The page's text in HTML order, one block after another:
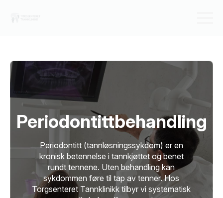
Periodontittbehandling
Periodontitt (tannløsningssykdom) er en
kronisk betennelse i tannkjøttet og benet
rundt tennene. Uten behandling kan
sykdommen føre til tap av tenner. Hos
Torgsenteret Tannklinikk tilbyr vi systematisk